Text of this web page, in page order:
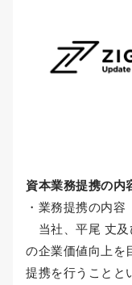
資本業務提携の内
・業務提携の内容
当社、平尾 丈及
の企業価値向上を
提携を行うことと